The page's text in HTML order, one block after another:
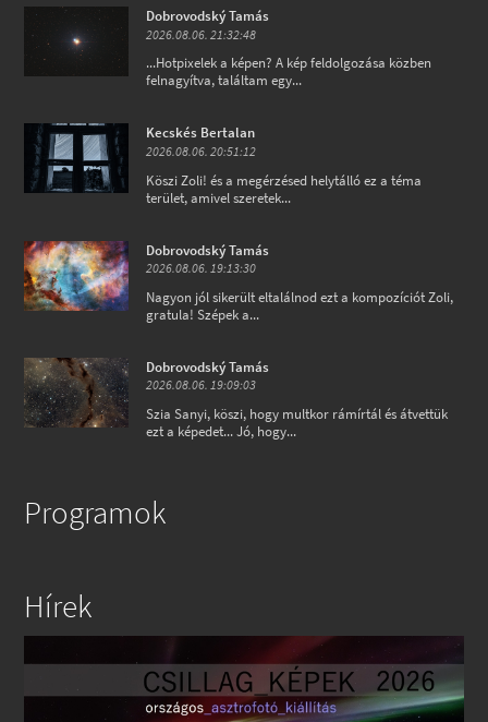
Dobrovodský Tamás
2026.08.06. 21:32:48
...Hotpixelek a képen? A kép feldolgozása közben
felnagyítva, találtam egy...
Kecskés Bertalan
2026.08.06. 20:51:12
Köszi Zoli! és a megérzésed helytálló ez a téma
terület, amivel szeretek...
Dobrovodský Tamás
2026.08.06. 19:13:30
Nagyon jól sikerült eltalálnod ezt a kompozíciót Zoli,
gratula! Szépek a...
Dobrovodský Tamás
2026.08.06. 19:09:03
Szia Sanyi, köszi, hogy multkor rámírtál és átvettük
ezt a képedet... Jó, hogy...
Programok
Hírek